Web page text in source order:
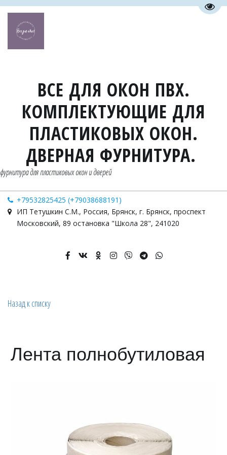
ВСЕ ДЛЯ ОКОН ПВХ.
КОМПЛЕКТУЮЩИЕ ДЛЯ
ПЛАСТИКОВЫХ ОКОН.
ДВЕРНАЯ ФУРНИТУРА.
фурнитура для пластиковых окон и дверей
+79532825425 (+79038688191)
ИП Тетушкин С.М., Россия, Брянск, г. Брянск, проспект
Московский, 89 остановка "Школа 28", 241020
Назад к списку
Лента полнобутиловая